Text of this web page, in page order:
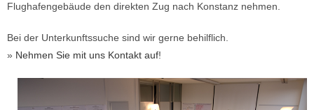
Flughafengebäude den direkten Zug nach Konstanz nehmen.
Bei der Unterkunftssuche sind wir gerne behilflich.
» Nehmen Sie mit uns Kontakt auf!